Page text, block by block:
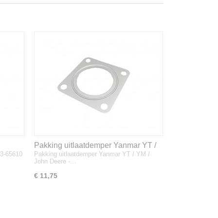
65610
Pakking uitlaatdemper Yanmar YT /
YM / John Deere - 128300-13230
Pakking uitlaatdemper Yanmar YT / YM /
John Deere -…
€ 11,75